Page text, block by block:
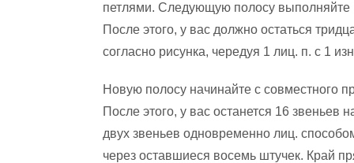
петлями. Следующую полосу выполняйте
После этого, у вас должно остаться
согласно рисунка, чередуя 1 лиц. п. с 1
Новую полосу начинайте с совместного
После этого, у вас останется 16
двух звеньев одновременно лиц.
через оставшиеся восемь штучек. Край